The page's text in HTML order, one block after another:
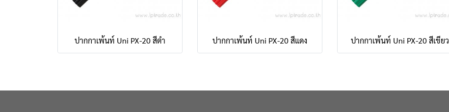
ปากกาเพ้นท์ Uni PX-20 สีดำ ปากกาเพ้นท์ Uni PX-20 สีแดง ปากกาเพ้นท์ Uni PX-20 สีเขียว